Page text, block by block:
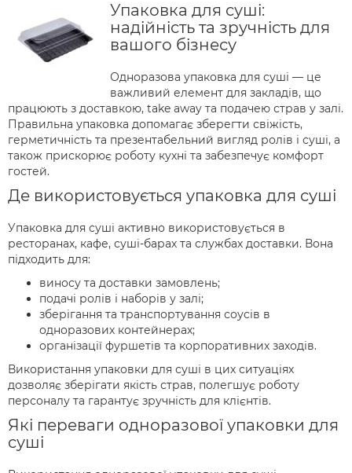
Упаковка для суші:
надійність та зручність для
вашого бізнесу
Одноразова упаковка для суші — це
важливий елемент для закладів, що
працюють з доставкою, take away та подачею страв у залі.
Правильна упаковка допомагає зберегти свіжість,
герметичність та презентабельний вигляд ролів і суші, а
також прискорює роботу кухні та забезпечує комфорт
гостей.
Де використовується упаковка для суші
Упаковка для суші активно використовується в
ресторанах, кафе, суші-барах та службах доставки. Вона
підходить для:
виносу та доставки замовлень;
подачі ролів і наборів у залі;
зберігання та транспортування соусів в
одноразових контейнерах;
організації фуршетів та корпоративних заходів.
Використання упаковки для суші в цих ситуаціях
дозволяє зберігати якість страв, полегшує роботу
персоналу та гарантує зручність для клієнтів.
Які переваги одноразової упаковки для
суші